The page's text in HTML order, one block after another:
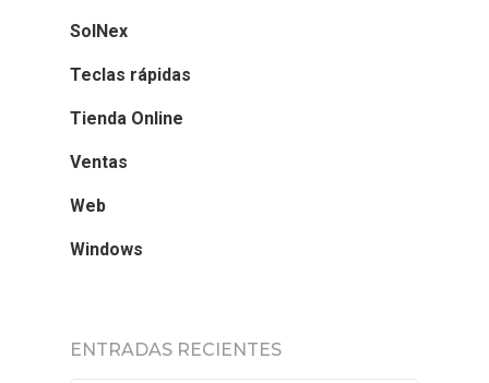
SolNex
Teclas rápidas
Tienda Online
Ventas
Web
Windows
ENTRADAS RECIENTES